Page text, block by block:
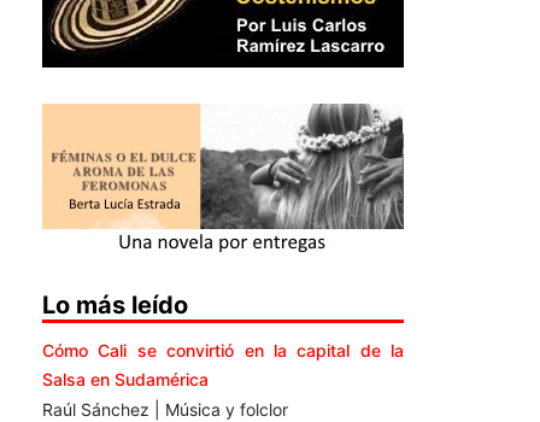
Lo más leído
Cómo Cali se convirtió en la capital de la
Salsa en Sudamérica
Raúl Sánchez | Música y folclor